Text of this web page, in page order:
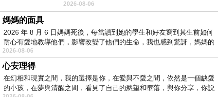
景影射西藏境外流亡 地下組織
2026-08-06
媽媽的面具
2026 年 8 月 6 日媽媽死後，每當讀到她的學生和好友寫到其生前如何
耐心有愛地教導他們，影響改變了他們的生命，我也感到驚訝，媽媽的
2026-08-06
心安理得
在幻相和現實之間，我的選擇是你，在愛與不愛之間，依然是一個缺愛
的小孩，在夢與清醒之間，看見了自己的慾望和墮落，與你分享，你説